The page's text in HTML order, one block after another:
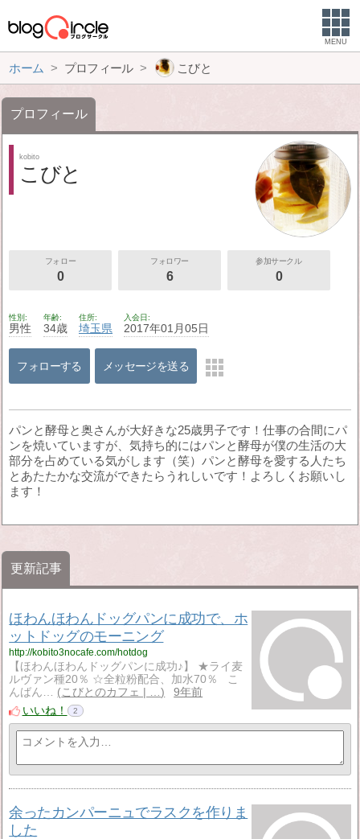
MENU
ホーム プロフィール こびと
プロフィール
kobito
こびと
フォロー
0
フォロワー
6
参加サークル
0
性別
男性
年齢
34歳
住所
埼玉県
入会日
2017年01月05日
フォローする メッセージを送る
パンと酵母と奥さんが大好きな25歳男子です！仕事の合間にパ
ンを焼いていますが、気持ち的にはパンと酵母が僕の生活の大
部分を占めている気がします（笑）パンと酵母を愛する人たち
とあたたかな交流ができたらうれしいです！よろしくお願いし
ます！
更新記事
ほわんほわんドッグパンに成功で、ホ
ットドッグのモーニング
http://kobito3nocafe.com/hotdog
【ほわんほわんドッグパンに成功♪】 ★ライ麦
ルヴァン種20％ ☆全粒粉配合、加水70％ こ
んばん…
こびとのカフェ | …
9年前
いいね！
2
余ったカンパーニュでラスクを作りま
した